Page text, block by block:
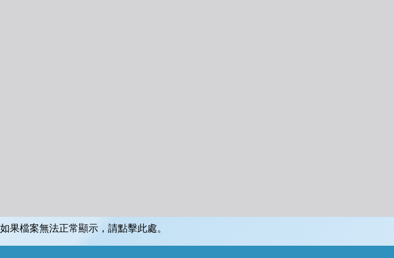
如果檔案無法正常顯示，請點擊此處。